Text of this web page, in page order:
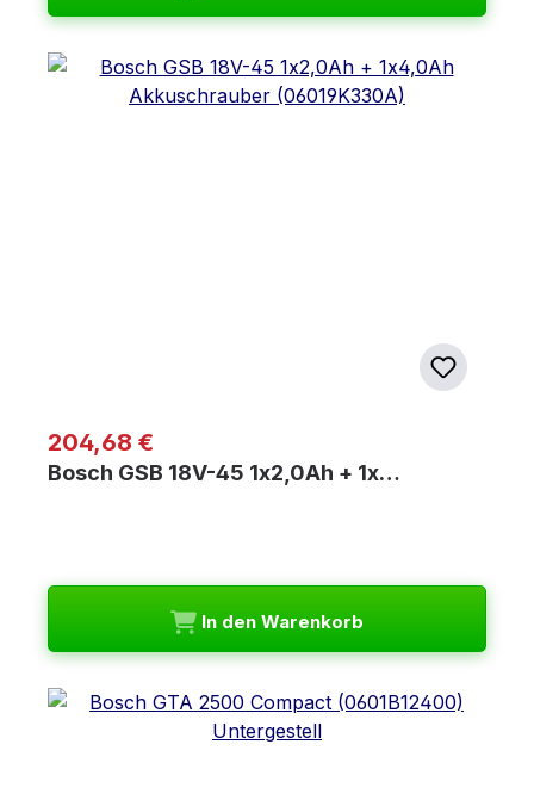
Regulärer Preis:
204,68 €
Bosch GSB 18V-45 1x2,0Ah + 1x…
In den Warenkorb